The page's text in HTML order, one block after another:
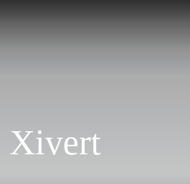
Xivert